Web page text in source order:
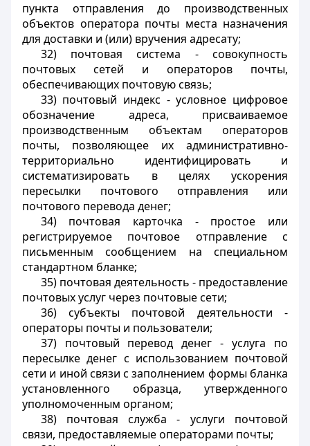
пункта отправления до производственных
объектов оператора почты места назначения
для доставки и (или) вручения адресату;
32) почтовая система - совокупность
почтовых сетей и операторов почты,
обеспечивающих почтовую связь;
33) почтовый индекс - условное цифровое
обозначение адреса, присваиваемое
производственным объектам операторов
почты, позволяющее их административно-
территориально идентифицировать и
систематизировать в целях ускорения
пересылки почтового отправления или
почтового перевода денег;
34) почтовая карточка - простое или
регистрируемое почтовое отправление с
письменным сообщением на специальном
стандартном бланке;
35) почтовая деятельность - предоставление
почтовых услуг через почтовые сети;
36) субъекты почтовой деятельности -
операторы почты и пользователи;
37) почтовый перевод денег - услуга по
пересылке денег с использованием почтовой
сети и иной связи с заполнением формы бланка
установленного образца, утвержденного
уполномоченным органом;
38) почтовая служба - услуги почтовой
связи, предоставляемые операторами почты;